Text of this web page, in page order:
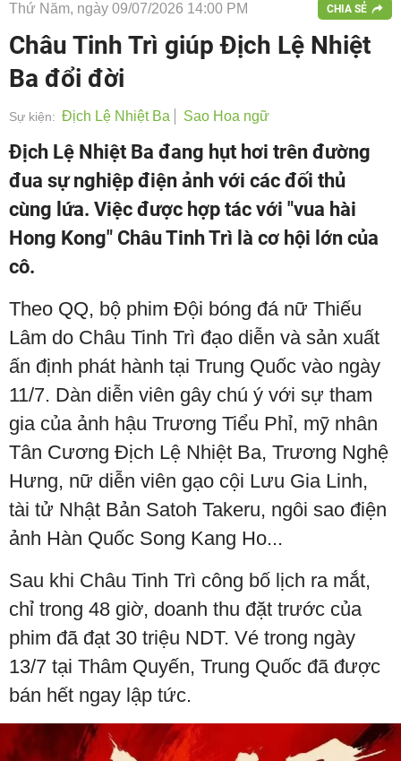
Thứ Năm, ngày 09/07/2026 14:00 PM CHIA SẺ
Châu Tinh Trì giúp Địch Lệ Nhiệt
Ba đổi đời
Sự kiện: Địch Lệ Nhiệt Ba Sao Hoa ngữ
Địch Lệ Nhiệt Ba đang hụt hơi trên đường
đua sự nghiệp điện ảnh với các đối thủ
cùng lứa. Việc được hợp tác với "vua hài
Hong Kong" Châu Tinh Trì là cơ hội lớn của
cô.
Theo QQ, bộ phim Đội bóng đá nữ Thiếu
Lâm do Châu Tinh Trì đạo diễn và sản xuất
ấn định phát hành tại Trung Quốc vào ngày
11/7. Dàn diễn viên gây chú ý với sự tham
gia của ảnh hậu Trương Tiểu Phỉ, mỹ nhân
Tân Cương Địch Lệ Nhiệt Ba, Trương Nghệ
Hưng, nữ diễn viên gạo cội Lưu Gia Linh,
tài tử Nhật Bản Satoh Takeru, ngôi sao điện
ảnh Hàn Quốc Song Kang Ho...
Sau khi Châu Tinh Trì công bố lịch ra mắt,
chỉ trong 48 giờ, doanh thu đặt trước của
phim đã đạt 30 triệu NDT. Vé trong ngày
13/7 tại Thâm Quyến, Trung Quốc đã được
bán hết ngay lập tức.